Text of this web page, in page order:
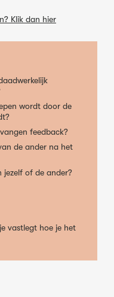
Klik dan hier
wordt door de
feedback?
de ander na het
jezelf of de ander?
vastlegt hoe je het